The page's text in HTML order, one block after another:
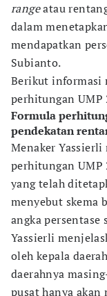
rangeatau
dalam
mendapatkan
Subianto.
Berikut informasi
perhitungan
Formula
pendekatan
Menaker
perhitungan UMP
yang telah
menyebut skema
angka
Yassierli
oleh kepala
daerahnya
pusat hanya